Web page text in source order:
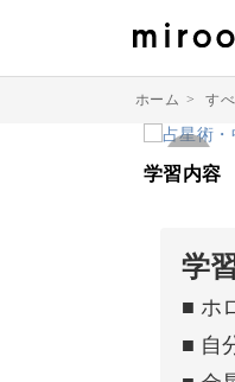
ホーム > す
学習内容
学
■ ホ
■ 自